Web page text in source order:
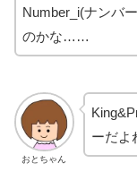
Number_i(ナンバ
のかな……
おとちゃん
ーだよ